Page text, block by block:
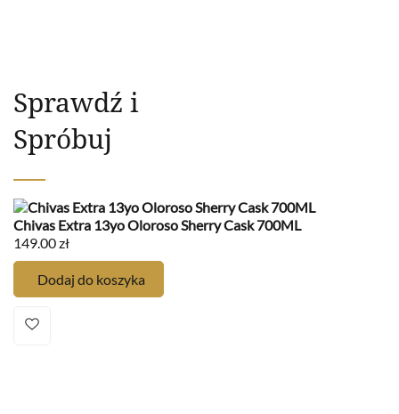
Sprawdź i
Spróbuj
Chivas Extra 13yo Oloroso Sherry Cask 700ML
149.00zł
Dodaj do koszyka